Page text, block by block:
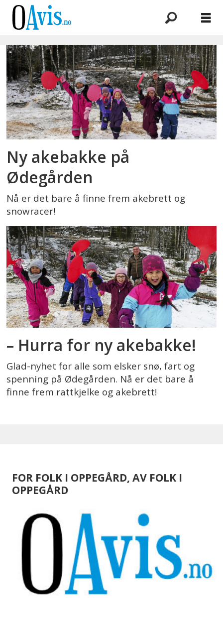
Emne:
akebakke
Ny akebakke på
Ødegården
Nå er det bare å finne frem akebrett og
snowracer!
– Hurra for ny akebakke!
Glad-nyhet for alle som elsker snø, fart og
spenning på Ødegården. Nå er det bare å
finne frem rattkjelke og akebrett!
FOR FOLK I OPPEGÅRD, AV FOLK I
OPPEGÅRD